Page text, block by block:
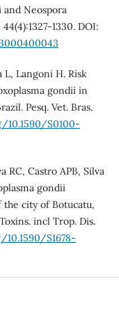
Neospora
1330. DOI:
L, Langoni H. Risk
gondii in
Pesq. Vet. Bras.
S0100-
RC, Castro APB, Silva
gondii
city of Botucatu,
incl Trop. Dis.
S1678-